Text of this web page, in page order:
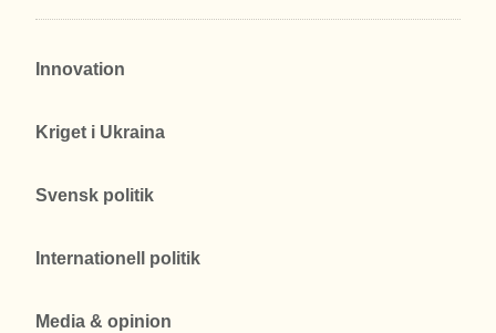
Innovation
Kriget i Ukraina
Svensk politik
Internationell politik
Media & opinion